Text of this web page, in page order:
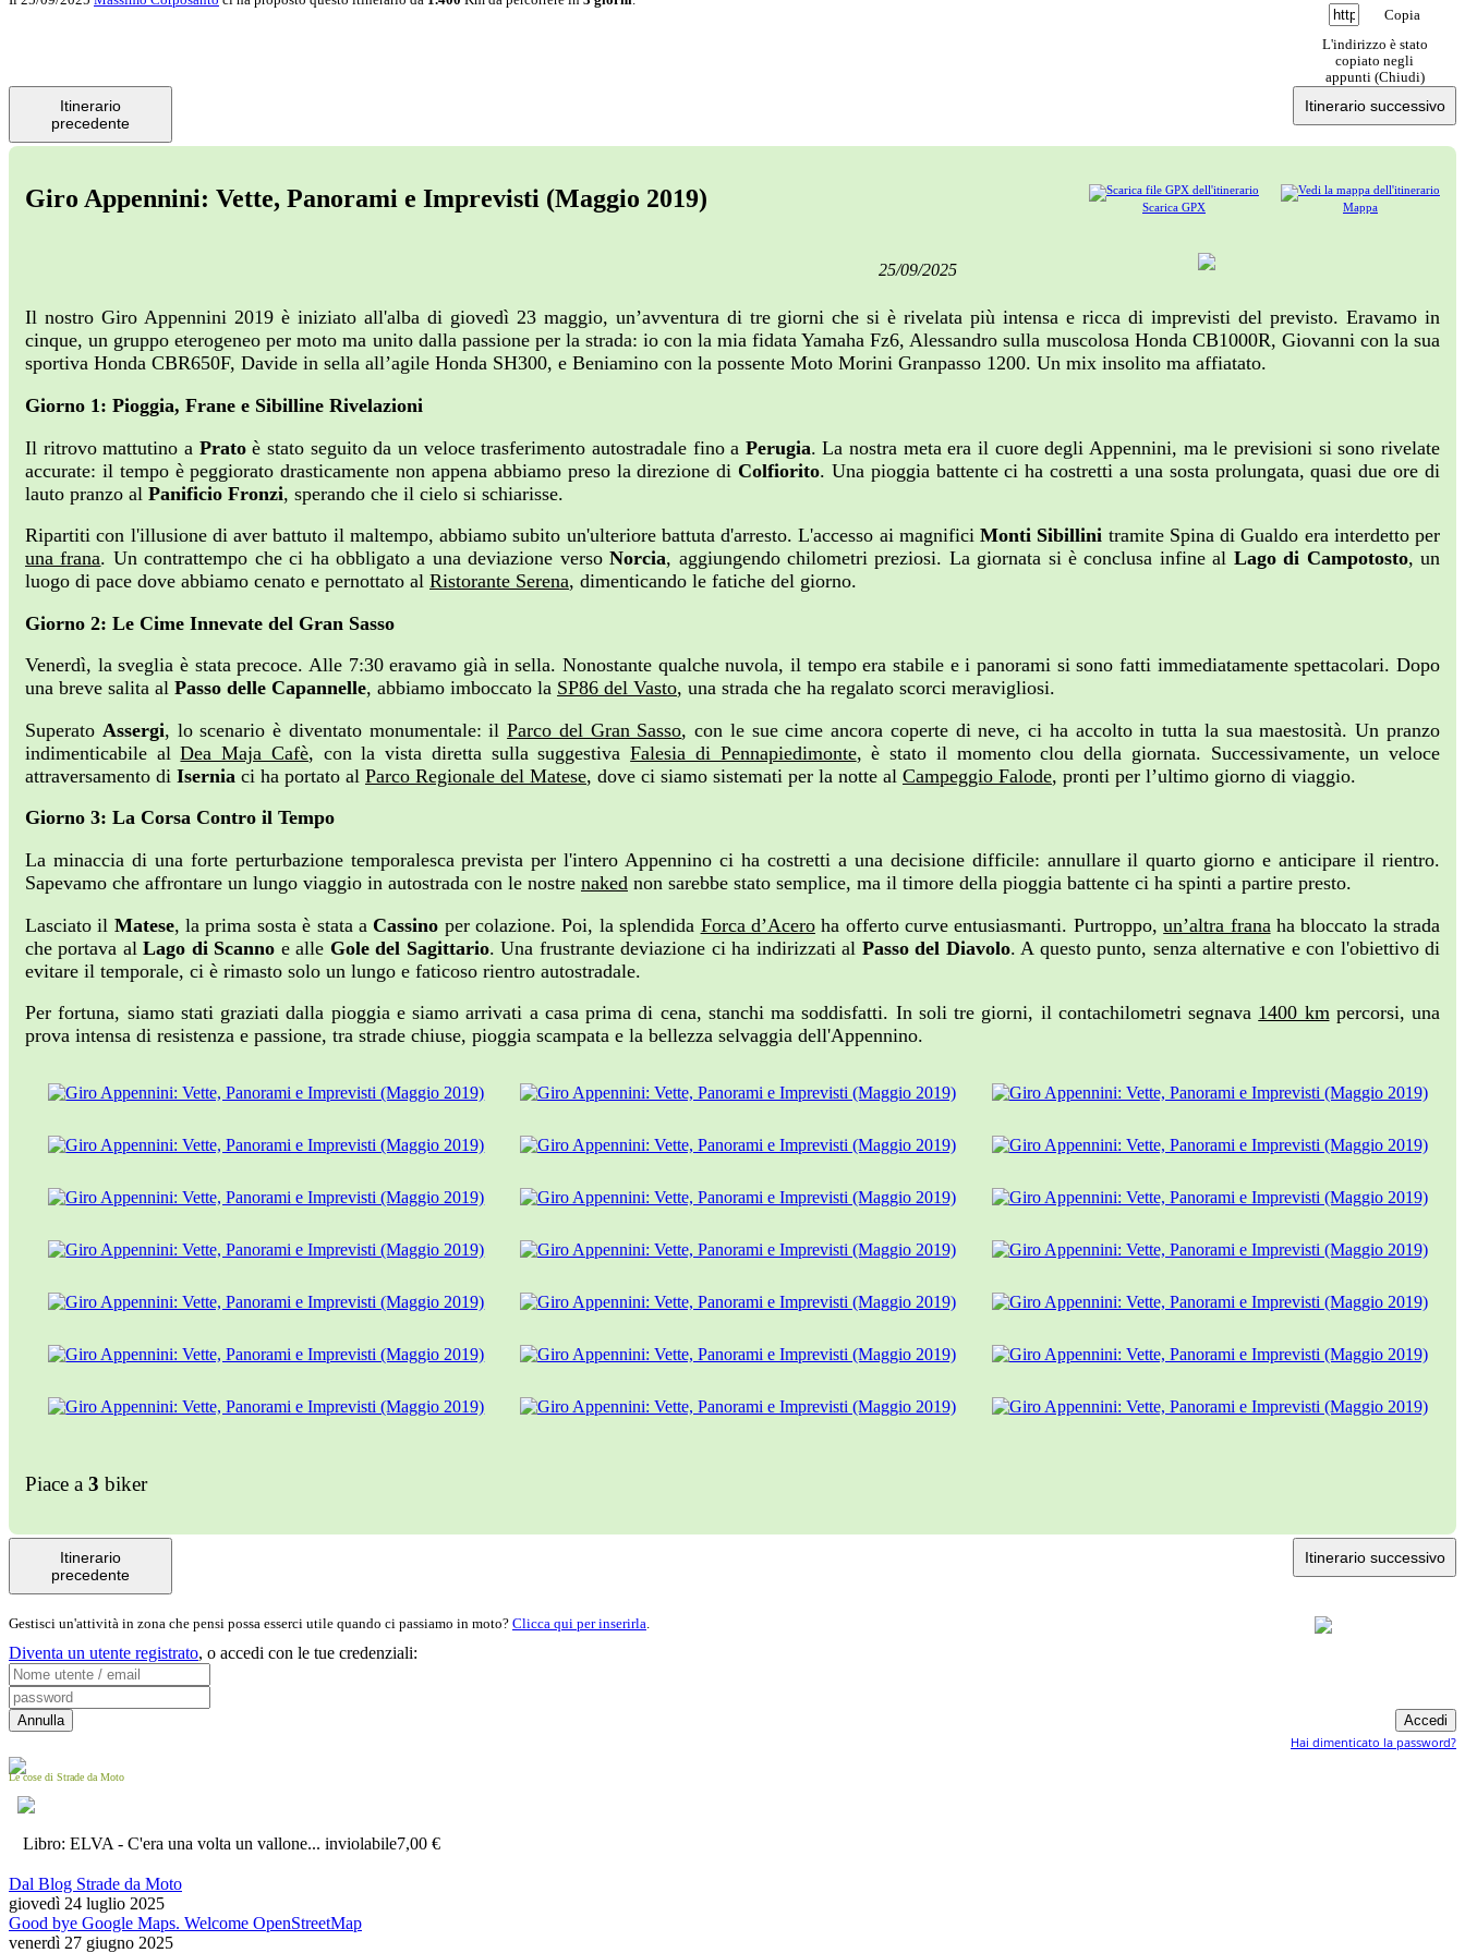
Copia
L'indirizzo è stato
copiato negli
appunti (Chiudi)
Itinerario
precedente
Itinerario successivo
Mappa
Scarica GPX
Giro Appennini: Vette, Panorami e Imprevisti (Maggio 2019)
25/09/2025
Il nostro Giro Appennini 2019 è iniziato all'alba di giovedì 23 maggio, un’avventura di tre giorni che si è rivelata più intensa e ricca di imprevisti del previsto. Eravamo in
cinque, un gruppo eterogeneo per moto ma unito dalla passione per la strada: io con la mia fidata Yamaha Fz6, Alessandro sulla muscolosa Honda CB1000R, Giovanni con la sua
sportiva Honda CBR650F, Davide in sella all’agile Honda SH300, e Beniamino con la possente Moto Morini Granpasso 1200. Un mix insolito ma affiatato.
Giorno 1: Pioggia, Frane e Sibilline Rivelazioni
Il ritrovo mattutino a Pratoè stato seguito da un veloce trasferimento autostradale fino a Perugia. La nostra meta era il cuore degli Appennini, ma le previsioni si sono rivelate
accurate: il tempo è peggiorato drasticamente non appena abbiamo preso la direzione di Colfiorito. Una pioggia battente ci ha costretti a una sosta prolungata, quasi due ore di
lauto pranzo al Panificio Fronzi, sperando che il cielo si schiarisse.
Ripartiti con l'illusione di aver battuto il maltempo, abbiamo subito un'ulteriore battuta d'arresto. L'accesso ai magnifici Monti Sibillini tramite Spina di Gualdo era interdetto per
una frana. Un contrattempo che ci ha obbligato a una deviazione versoNorcia, aggiungendo chilometri preziosi. La giornata si è conclusa infine al Lago di Campotosto, un
luogo di pace dove abbiamo cenato e pernottato al Ristorante Serena, dimenticando le fatiche del giorno.
Giorno 2: Le Cime Innevate del Gran Sasso
Venerdì, la sveglia è stata precoce. Alle 7:30 eravamo già in sella. Nonostante qualche nuvola, il tempo era stabile e i panorami si sono fatti immediatamente spettacolari. Dopo
una breve salita al Passo delle Capannelle, abbiamo imboccato la SP86 del Vasto, una strada che ha regalato scorci meravigliosi.
Superato Assergi, lo scenario è diventato monumentale: ilParco del Gran Sasso, con le sue cime ancora coperte di neve, ci ha accolto in tutta la sua maestosità. Un pranzo
indimenticabile alDea Maja Cafè, con la vista diretta sulla suggestivaFalesia di Pennapiedimonte, è stato il momento clou della giornata. Successivamente, un veloce
attraversamento di Isernia ci ha portato al Parco Regionale del Matese, dove ci siamo sistemati per la notte al Campeggio Falode, pronti per l’ultimo giorno di viaggio.
Giorno 3: La Corsa Contro il Tempo
La minaccia di una forte perturbazione temporalesca prevista per l'intero Appennino ci ha costretti a una decisione difficile: annullare il quarto giorno e anticipare il rientro.
Sapevamo che affrontare un lungo viaggio in autostrada con le nostre naked non sarebbe stato semplice, ma il timore della pioggia battente ci ha spinti a partire presto.
Lasciato il Matese, la prima sosta è stata a Cassino per colazione. Poi, la splendida Forca d’Aceroha offerto curve entusiasmanti. Purtroppo,un’altra frana ha bloccato la strada
che portava alLago di Scanno e alle Gole del Sagittario. Una frustrante deviazione ci ha indirizzati al Passo del Diavolo. A questo punto, senza alternative e con l'obiettivo di
evitare il temporale, ci è rimasto solo un lungo e faticoso rientro autostradale.
Per fortuna, siamo stati graziati dalla pioggia e siamo arrivati a casa prima di cena, stanchi ma soddisfatti. In soli tre giorni, il contachilometri segnava 1400 kmpercorsi, una
prova intensa di resistenza e passione, tra strade chiuse, pioggia scampata e la bellezza selvaggia dell'Appennino.
Piace a 3 biker
Itinerario
precedente
Itinerario successivo
Gestisci un'attività in zona che pensi possa esserci utile quando ci passiamo in moto? Clicca qui per inserirla.
Diventa un utente registrato, o accedi con le tue credenziali:
Hai dimenticato la password?
Le cose di Strade da Moto
Libro: ELVA - C'era una volta un vallone... inviolabile7,00 €
Dal Blog Strade da Moto
giovedì 24 luglio 2025
Good bye Google Maps. Welcome OpenStreetMap
venerdì 27 giugno 2025